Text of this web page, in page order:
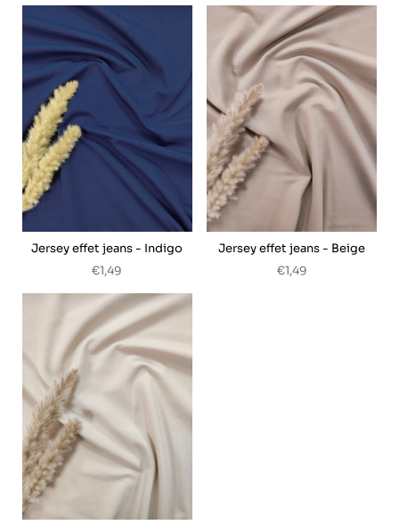
Jersey effet jeans - Indigo
€1,49
Jersey effet jeans - Beige
€1,49